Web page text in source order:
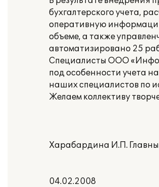
бухгалтерского учета,
оперативную
объеме, а также
автоматизировано 25
Специалисты ООО
под особенности учета
наших специалистов по
Желаем коллективу
Харабардина И.П.
04.02.2008